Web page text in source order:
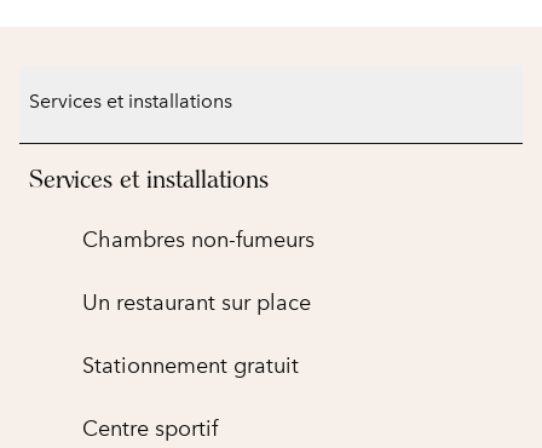
Services et installations
Services et installations
Chambres non-fumeurs
Un restaurant sur place
Stationnement gratuit
Centre sportif